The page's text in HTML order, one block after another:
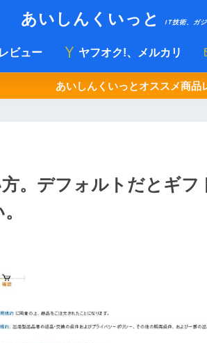
あいしんくいっと IT技術、ガ
ビュー ヤフオク!、メルカリ
あいしんくいっとオススメ商品
。デフォルトだとギフ